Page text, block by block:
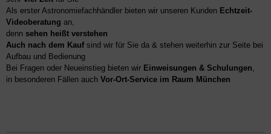
Als erster Astronomiefachhändler bieten wir unseren Kunden Echtzeit-
Videoberatung an,
denn sehen heißt verstehen
Auch nach dem Kaufsind wir für Sie da & stehen weiterhin zur Seite bei
Aufbau und Bedienung
Bei Fragen oder Neueinstieg bieten wir Einweisungen & Schulungen
in besonderen Fällen auch Vor-Ort-Service im Raum München